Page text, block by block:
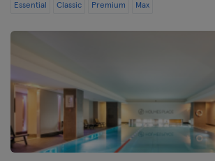
Essential Classic Premium Max
Kleve
Landshut
Leipzig